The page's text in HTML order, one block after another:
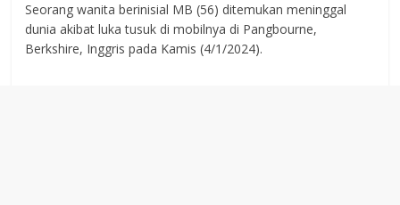
Seorang wanita berinisial MB (56) ditemukan meninggal
dunia akibat luka tusuk di mobilnya di Pangbourne,
Berkshire, Inggris pada Kamis (4/1/2024).